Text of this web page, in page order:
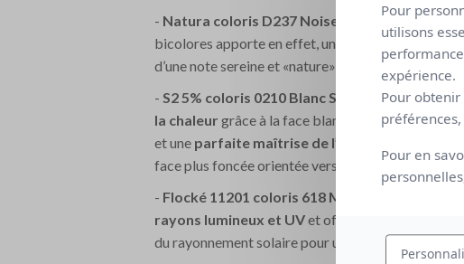
- Natura coloris D237 Noisette
: ce tissu se
bicolores apporte en effet, un aspect chiné inédit
d’une note sereine et «nature» l’espace Bien-Être.
- S2 5% coloris 0210 Blanc Sable : ce tissu
la chaleur grâce à la face blanche tournée vers
et une parfaite maîtrise de l’éblouissement
face plus foncée orientée vers l’intérieur.
- Flocké 11201 coloris 618 Missisipi, 617 Chêne
rayons lumineux et UVet offre une occultation
du rayonnement solaire pour un confort thermique
Pour
utilisons
expérience.
Pour
Pour en